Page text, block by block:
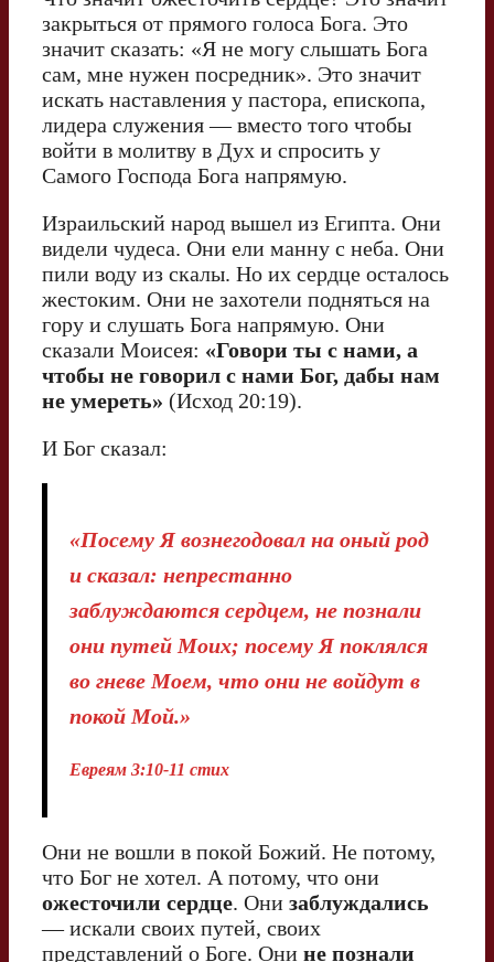
закрыться от прямого голоса Бога. Это
значит сказать: «Я не могу слышать Бога
сам, мне нужен посредник». Это значит
искать наставления у пастора, епископа,
лидера служения — вместо того чтобы
войти в молитву в Дух и спросить у
Самого Господа Бога напрямую.
Израильский народ вышел из Египта. Они
видели чудеса. Они ели манну с неба. Они
пили воду из скалы. Но их сердце осталось
жестоким. Они не захотели подняться на
гору и слушать Бога напрямую. Они
сказали Моисея: «Говори ты с нами, а
чтобы не говорил с нами Бог, дабы нам
не умереть» (Исход 20:19).
И Бог сказал:
«Посему Я вознегодовал на оный род
и сказал: непрестанно
заблуждаются сердцем, не познали
они путей Моих; посему Я поклялся
во гневе Моем, что они не войдут в
покой Мой.»
Евреям 3:10-11 стих
Они не вошли в покой Божий. Не потому,
что Бог не хотел. А потому, что они
ожесточили сердце. Они заблуждались
— искали своих путей, своих
представлений о Боге. Они не познали